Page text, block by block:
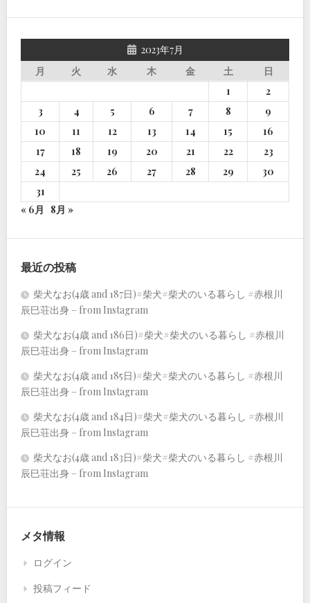
2023年7月
月
火 水 木 金 土
日
1
2
3
4 5 6 7 8
9
10
11 12 13 14 15
16
17
18 19 20 21 22
23
24
25 26 27 28 29
30
31
« 6月
8月 »
最近の投稿
柴犬なお(4歳 and 187日)#柴犬#柴犬のいる暮らし #赤根川
辰巳荘出身 – from Instagram
柴犬なお(4歳 and 186日)#柴犬#柴犬のいる暮らし #赤根川
辰巳荘出身 – from Instagram
柴犬なお(4歳 and 185日)#柴犬#柴犬のいる暮らし #赤根川
辰巳荘出身 – from Instagram
柴犬なお(4歳 and 184日)#柴犬#柴犬のいる暮らし #赤根川
辰巳荘出身 – from Instagram
柴犬なお(4歳 and 183日)#柴犬#柴犬のいる暮らし #赤根川
辰巳荘出身 – from Instagram
メタ情報
ログイン
投稿フィード